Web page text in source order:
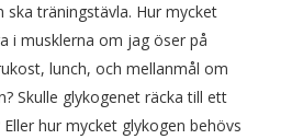
ska träningstävla. Hur mycket
i musklerna om jag öser på
lunch, och mellanmål om
Skulle glykogenet räcka till ett
hur mycket glykogen behövs